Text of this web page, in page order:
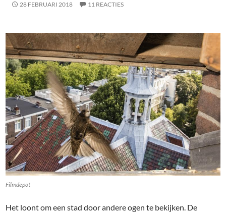
28 FEBRUARI 2018 11 REACTIES
Filmdepot
Het loont om een stad door andere ogen te bekijken. De